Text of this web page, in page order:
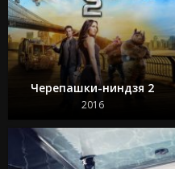
Черепашки-ниндзя 2
2016